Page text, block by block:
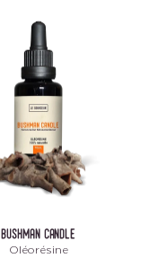
bushman candle
Oléorésine